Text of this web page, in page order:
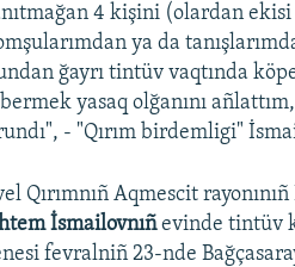
4 kişini (olardan
ya da
ğayrı tintüv vaqtında
yasaq olğanını
- "Qırım birdemligi"
Qırımnıñ Aqmescit
İsmailovnıñevinde tintüv
fevralniñ 23-nde